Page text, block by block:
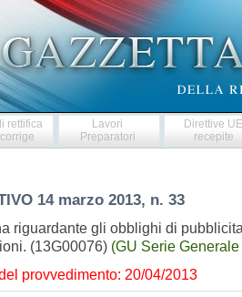
rettifica
Lavori
Preparatori
Direttive
recepite
14 marzo 2013, n. 33
riguardante gli obblighi di
(13G00076) (GU Serie
provvedimento: 20/04/2013